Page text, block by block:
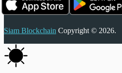
Siam Blockchain Copyright © 2026.